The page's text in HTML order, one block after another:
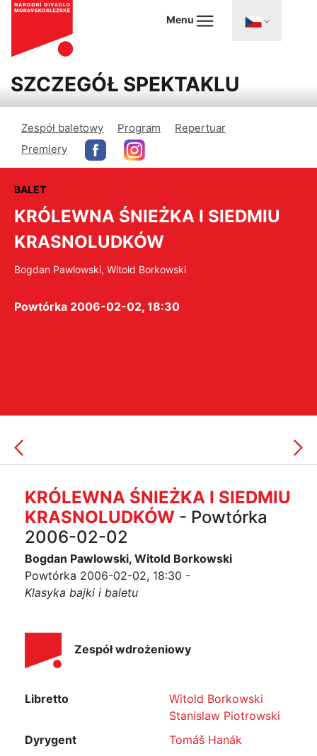
Menu
SZCZEGÓŁ SPEKTAKLU
Zespół baletowy Program
Repertuar
Premiery
BALET
KRÓLEWNA ŚNIEŻKA I SIEDMIU
KRASNOLUDKÓW
Bogdan Pawlowski, Witold Borkowski
Powtórka 2006-02-02, 18:30
KRÓLEWNA ŚNIEŻKA I SIEDMIU
KRASNOLUDKÓW - Powtórka
2006-02-02
Bogdan Pawlowski, Witold Borkowski
Powtórka 2006-02-02, 18:30 -
Klasyka bajki i baletu
Zespół wdrożeniowy
Libretto
Witold Borkowski
Stanislaw Piotrowski
Dyrygent
Tomáš Hanák